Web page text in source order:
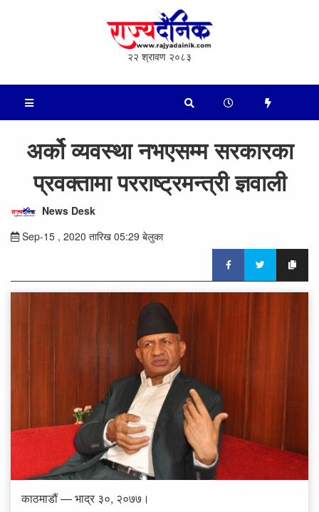
२२ श्रावण २०८३
अर्को व्यवस्था नभएसम्म सरकारका
प्रवक्तामा परराष्ट्रमन्त्री ज्ञवाली
News Desk
Sep-15 , 2020 तारिख 05:29 बेलुका
काठमाडौं — भाद्र ३०, २०७७।